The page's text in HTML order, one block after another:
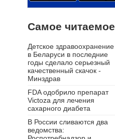
Самое читаемое
Детское здравоохранение
в Беларуси в последние
годы сделало серьезный
качественный скачок -
Минздрав
FDA одобрило препарат
Victoza для лечения
сахарного диабета
В России сливаются два
ведомства: